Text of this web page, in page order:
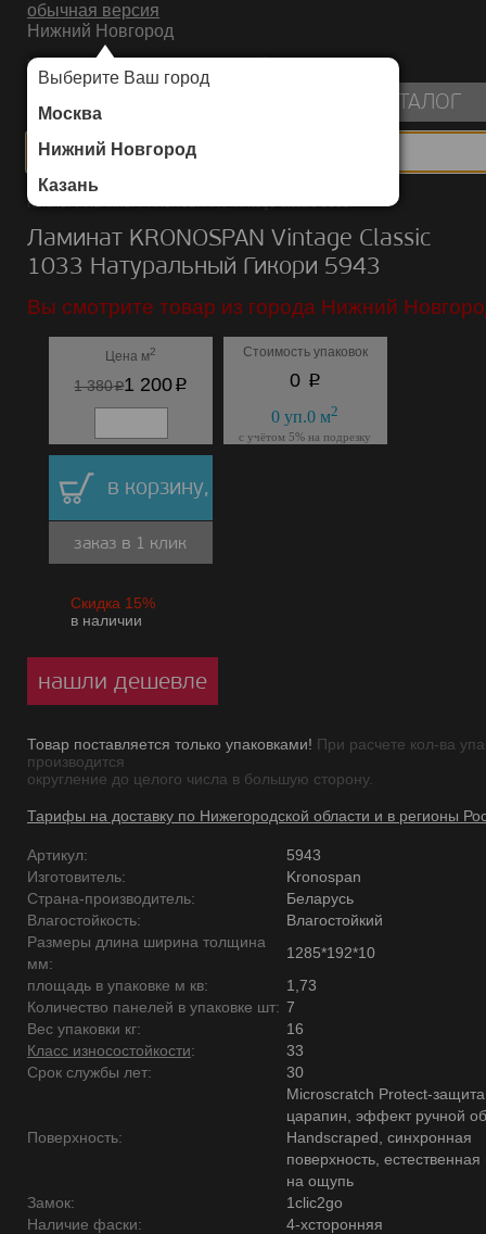
обычная версия
Нижний Новгород
Выберите Ваш город
Москва
Нижний Новгород
Казань
ИНТЕРНЕТ-МАГАЗИН НАПОЛЬНЫХ ПОКРЫТИЙ
КАТАЛОГ
Каталог/Ламинат/KRONOSPAN/Vintage Classic 1033
Ламинат KRONOSPAN Vintage Classic
1033 Натуральный Гикори 5943
Вы смотрите товар из города Нижний
Цена м2
1 380p1 200p
Стоимость упаковок
0 p
0 уп.0 м2
с учётом 5% на подрезку
в корзину,
заказ в 1 клик
Скидка 15%
в наличии
нашли дешевле
Товар поставляется только упаковками! При расчете кол-ва
производится
округление до целого числа в большую сторону.
Тарифы на доставку по Нижегородской области и в регионы
Артикул:
5943
Изготовитель:
Kronospan
Страна-производитель:
Беларусь
Влагостойкость:
Влагостойкий
Размеры длина ширина толщина
мм:
1285*192*10
площадь в упаковке м кв:
1,73
Количество панелей в упаковке шт: 7
Вес упаковки кг:
16
Класс износостойкости:
33
Срок службы лет:
30
Поверхность:
Microscratch Protect-
царапин, эффект ручной
Handscraped, синхронная
поверхность,
на ощупь
Замок:
1clic2go
Наличие фаски:
4-хсторонняя